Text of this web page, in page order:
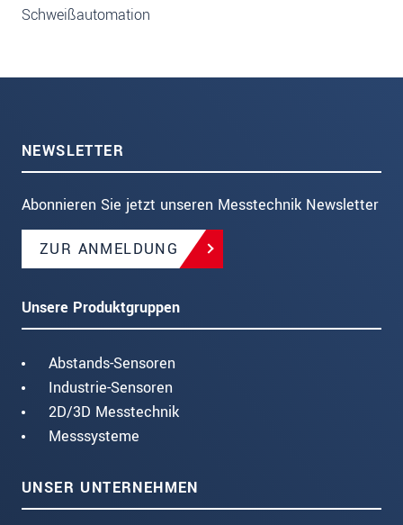
Schweißautomation
NEWSLETTER
Abonnieren Sie jetzt unseren Messtechnik Newsletter
ZUR ANMELDUNG
Unsere Produktgruppen
Abstands-Sensoren
Industrie-Sensoren
2D/3D Messtechnik
Messsysteme
UNSER UNTERNEHMEN